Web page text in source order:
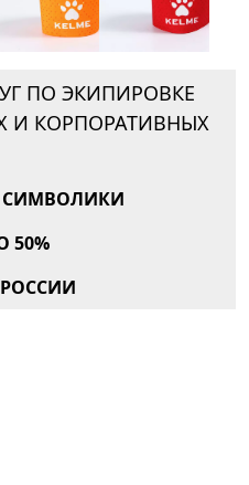
ПО ЭКИПИРОВКЕ
И КОРПОРАТИВНЫХ
СИМВОЛИКИ
50%